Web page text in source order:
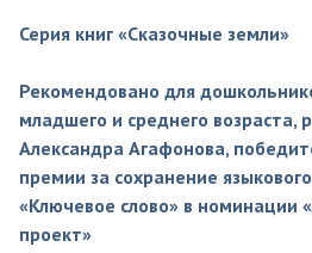
Серия книг «Сказочные земли»
Рекомендовано для
младшего и среднего возраста,
Александра Агафонова,
премии за сохранение
«Ключевое слово» в номинации
проект»